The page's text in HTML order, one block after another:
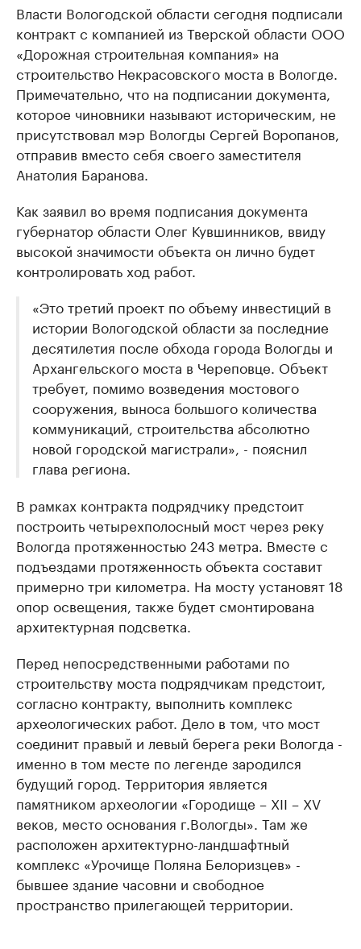
Власти Вологодской области сегодня подписали
контракт с компанией из Тверской области ООО
«Дорожная строительная компания» на
строительство Некрасовского моста в Вологде.
Примечательно, что на подписании документа,
которое чиновники называют историческим, не
присутствовал мэр Вологды Сергей Воропанов,
отправив вместо себя своего заместителя
Анатолия Баранова.
Как заявил во время подписания документа
губернатор области Олег Кувшинников, ввиду
высокой значимости объекта он лично будет
контролировать ход работ.
«Это третий проект по объему инвестиций в
истории Вологодской области за последние
десятилетия после обхода города Вологды и
Архангельского моста в Череповце. Объект
требует, помимо возведения мостового
сооружения, выноса большого количества
коммуникаций, строительства абсолютно
новой городской магистрали», - пояснил
глава региона.
В рамках контракта подрядчику предстоит
построить четырехполосный мост через реку
Вологда протяженностью 243 метра. Вместе с
подъездами протяженность объекта составит
примерно три километра. На мосту установят 18
опор освещения, также будет смонтирована
архитектурная подсветка.
Перед непосредственными работами по
строительству моста подрядчикам предстоит,
согласно контракту, выполнить комплекс
археологических работ. Дело в том, что мост
соединит правый и левый берега реки Вологда -
именно в том месте по легенде зародился
будущий город. Территория является
памятником археологии «Городище – XII – XV
веков, место основания г.Вологды». Там же
расположен архитектурно-ландшафтный
комплекс «Урочище Поляна Белоризцев» -
бывшее здание часовни и свободное
пространство прилегающей территории.